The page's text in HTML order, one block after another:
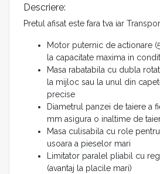
Descriere:
Pretul afisat este fara tva iar
Motor puternic de actionare
la capacitate maxima in
Masa rabatabila cu dubla
la mijloc sau la unul din
precise
Diametrul panzei de taiere a
mm asigura o inaltime de
Masa culisabila cu role
usoara a pieselor mari
Limitator paralel pliabil cu
(avantaj la placile mari)